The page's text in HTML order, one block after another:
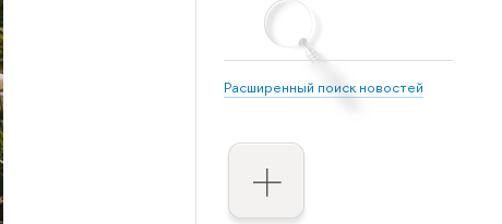
Расширенный поиск новостей